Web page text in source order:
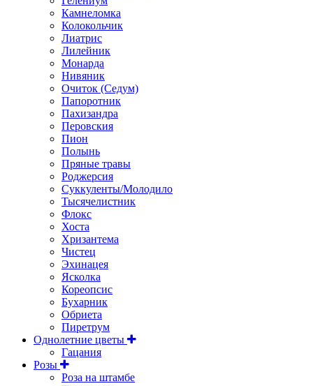
Камнеломка
Колокольчик
Лиатрис
Лилейник
Монарда
Нивяник
Очиток (Седум)
Папоротник
Пахизандра
Перовския
Пион
Полынь
Пряные травы
Роджерсия
Суккуленты/Молодило
Тысячелистник
Флокс
Хоста
Хризантема
Чистец
Эхинацея
Ясколка
Кореопсис
Бухарник
Обриета
Пиретрум
Однолетние цветы
Гацания
Розы
Роза на штамбе